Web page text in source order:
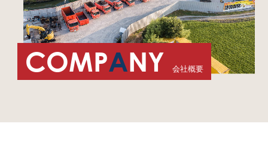
COMPANY 会社概要